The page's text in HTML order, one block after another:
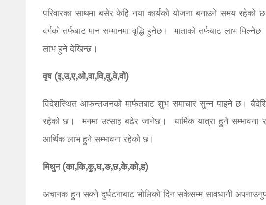
परिवारका साथमा बसेर केहि नया कार्यको योजना बनाउने समय
वर्गको तर्फबाट मान सम्मानमा वृद्धि हुनेछ। माताको तर्फबाट लाभ
लाभ हुने देखिन्छ।
वृष (इ,उ,ए,ओ,वा,वि,वु,वे,वो)
विदेशस्थित आफन्तजनको मार्फतबाट शुभ समाचार सुन्न पाइने छ।
रहेको छ। मनमा उत्साह बढेर जानेछ। धार्मिक यात्रा हुने सम्भावना
आर्थिक लाभ हुने सम्भावना रहेको छ।
मिथुन (का,कि,कु,घ,ङ,छ,के,को,ह)
अचानक हुन सक्ने दुर्घटनाबाट भोलिको दिन सकेसम्म सावधानी